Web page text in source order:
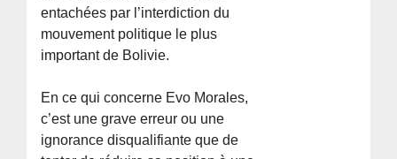
entachées par l’interdiction du
mouvement politique le plus
important de Bolivie.
En ce qui concerne Evo Morales,
c’est une grave erreur ou une
ignorance disqualifiante que de